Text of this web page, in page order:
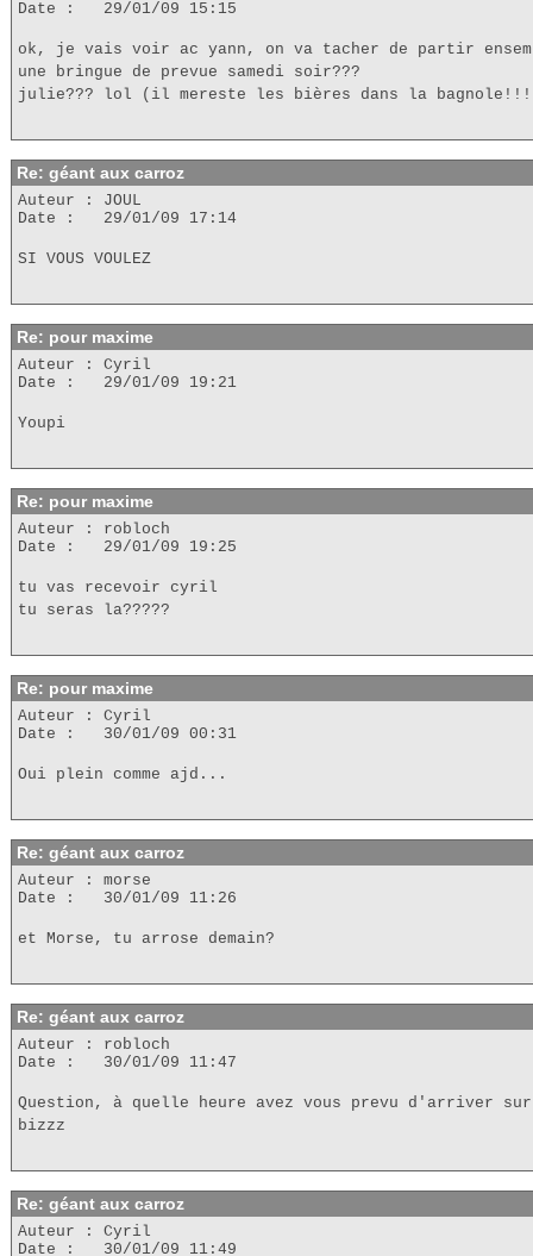
Date : 29/01/09 15:15
ok, je vais voir ac yann, on va tacher de partir
une bringue de prevue samedi soir???
julie??? lol (il mereste les bières dans la
Re: géant aux carroz
Auteur : JOUL
Date : 29/01/09 17:14
SI VOUS VOULEZ
Re: pour maxime
Auteur : Cyril
Date : 29/01/09 19:21
Youpi
Re: pour maxime
Auteur : robloch
Date : 29/01/09 19:25
tu vas recevoir cyril
tu seras la?????
Re: pour maxime
Auteur : Cyril
Date : 30/01/09 00:31
Oui plein comme ajd...
Re: géant aux carroz
Auteur : morse
Date : 30/01/09 11:26
et Morse, tu arrose demain?
Re: géant aux carroz
Auteur : robloch
Date : 30/01/09 11:47
Question, à quelle heure avez vous prevu d'arriver
bizzz
Re: géant aux carroz
Auteur : Cyril
Date : 30/01/09 11:49